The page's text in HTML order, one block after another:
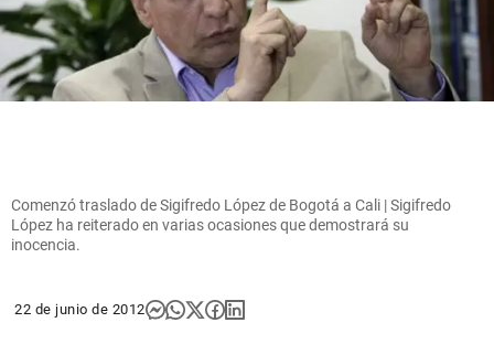
Comenzó traslado de Sigifredo López de Bogotá a Cali | Sigifredo
López ha reiterado en varias ocasiones que demostrará su
inocencia.
22 de junio de 2012